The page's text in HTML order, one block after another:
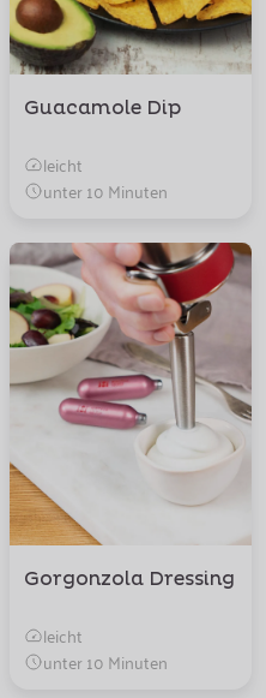
Guacamole Dip
leicht
unter 10 Minuten
Gorgonzola Dressing
leicht
unter 10 Minuten